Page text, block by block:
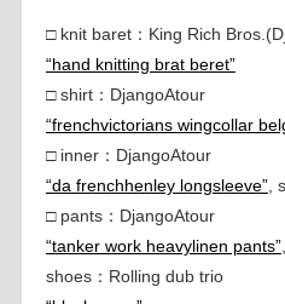
□ knit baret：King Rich
“hand knitting brat beret”
□ shirt：DjangoAtour
“frenchvictorians wingcollar
□ inner：DjangoAtour
“da frenchhenley longsleeve”,
□ pants：DjangoAtour
“tanker work heavylinen pants”
shoes：Rolling dub trio